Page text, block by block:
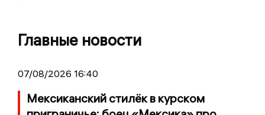
Главные новости
07/08/2026 16:40
Мексиканский стилёк в курском